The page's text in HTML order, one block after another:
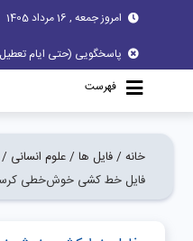
امروز جمعه , 16 مرداد 1405
پاسخگویی (حتی ایام
فهرست
خانه / فایل ها / علوم انسانی /
فایل خط کشی خوش‌خطی